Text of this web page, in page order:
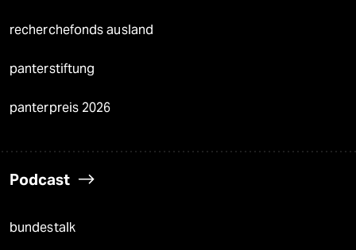
recherchefonds ausland
panterstiftung
panterpreis 2026
Podcast
bundestalk